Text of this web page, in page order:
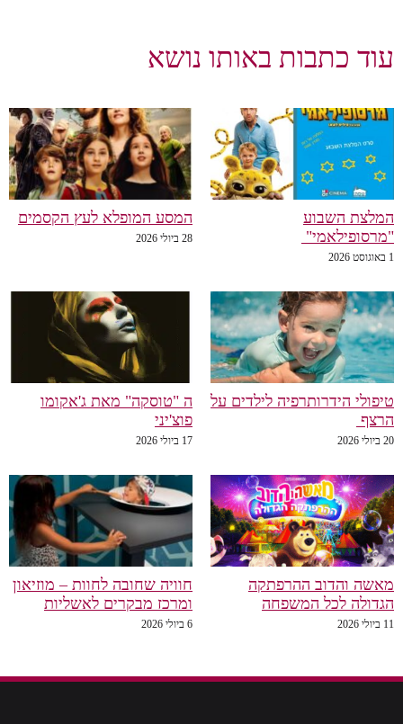
עוד כתבות באותו נושא
המלצת השבוע
"מרסופילאמי"
1 באוגוסט 2026
המסע המופלא לעץ הקסמים
28 ביולי 2026
טיפולי הידרותרפיה לילדים על
הרצף
20 ביולי 2026
ה "טוסקה" מאת ג'אקומו
פוצ'יני
17 ביולי 2026
מאשה והדוב ההרפתקה
הגדולה לכל המשפחה
11 ביולי 2026
חוויה שחובה לחוות – מוזיאון
ומרכז מבקרים לאשליות
6 ביולי 2026